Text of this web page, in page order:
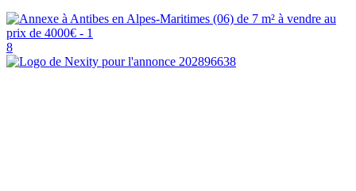
8